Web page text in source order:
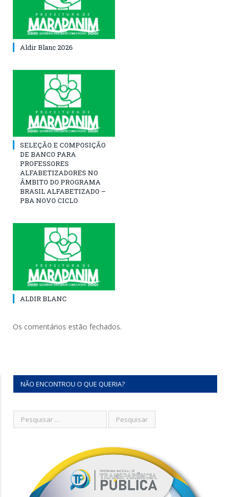
Aldir Blanc 2026
SELEÇÃO E COMPOSIÇÃO
DE BANCO PARA
PROFESSORES
ALFABETIZADORES NO
ÂMBITO DO PROGRAMA
BRASIL ALFABETIZADO –
PBA NOVO CICLO
ALDIR BLANC
Os comentários estão fechados.
NÃO ENCONTROU O QUE QUERIA?